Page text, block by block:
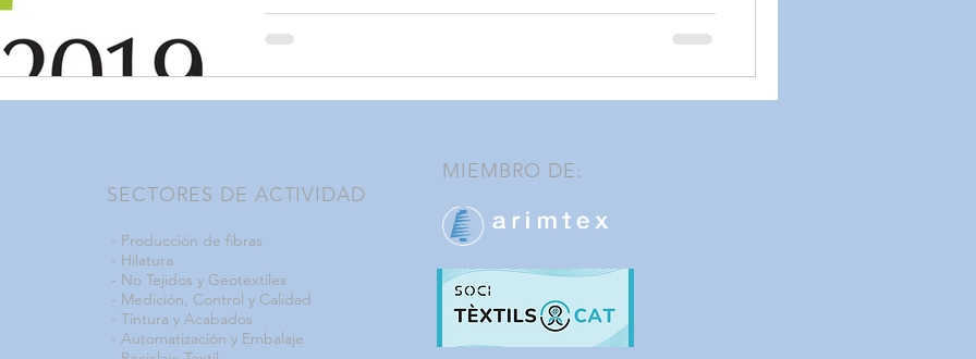
MIEMBRO DE:
SECTORES DE ACTIVIDAD
- Producción de fibras
- Hilatura
- No Tejidos y Geotextiles
- Medición, Control y Calidad
- Tintura y Acabados
- Automatización y Embalaje